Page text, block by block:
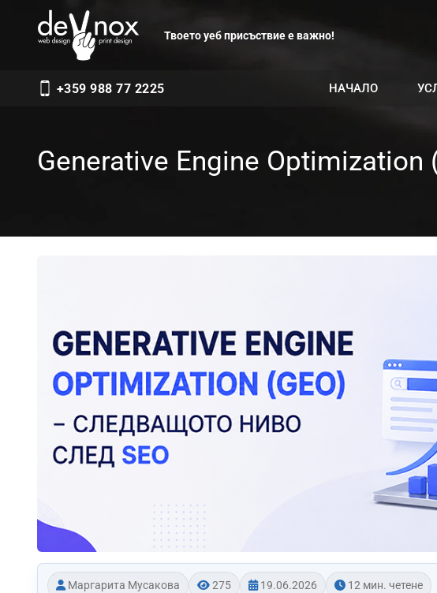
Твоето уеб присъствие е важно!
+359 988 77 2225 НАЧАЛО
Generative Engine Optimization
Маргарита Мусакова 275 19.06.2026 12 мин. четене